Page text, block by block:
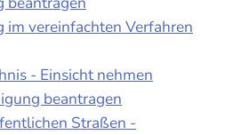
im vereinfachten Verfahren
- Einsicht nehmen
beantragen
Straßen -